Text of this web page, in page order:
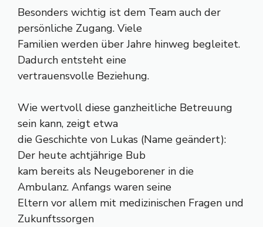
Besonders wichtig ist dem Team auch der
persönliche Zugang. Viele
Familien werden über Jahre hinweg begleitet.
Dadurch entsteht eine
vertrauensvolle Beziehung.
Wie wertvoll diese ganzheitliche Betreuung
sein kann, zeigt etwa
die Geschichte von Lukas (Name geändert):
Der heute achtjährige Bub
kam bereits als Neugeborener in die
Ambulanz. Anfangs waren seine
Eltern vor allem mit medizinischen Fragen und
Zukunftssorgen